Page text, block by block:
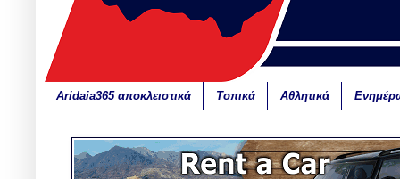
Aridaia365 αποκλειστικά Τοπικά Αθλητικά